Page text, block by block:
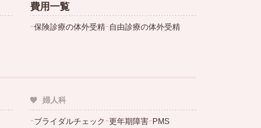
費用一覧
ｰ保険診療の体外受精ｰ自由診療の体外受精
婦人科
ｰブライダルチェック ｰ更年期障害ｰPMS